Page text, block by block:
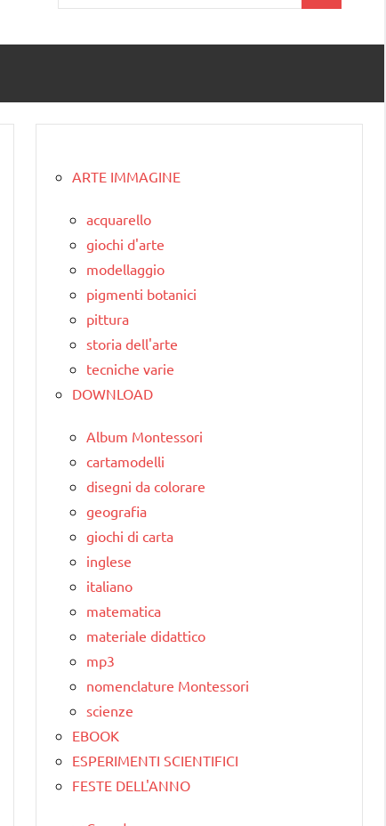
per:
ARTE IMMAGINE
acquarello
giochi d'arte
modellaggio
pigmenti botanici
pittura
storia dell'arte
tecniche varie
DOWNLOAD
Album Montessori
cartamodelli
disegni da colorare
geografia
giochi di carta
inglese
italiano
matematica
materiale didattico
mp3
nomenclature Montessori
scienze
EBOOK
ESPERIMENTI SCIENTIFICI
FESTE DELL'ANNO